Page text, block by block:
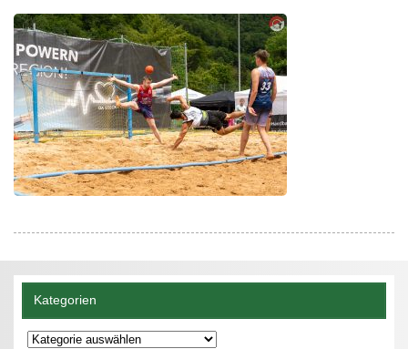
Kategorien
Kategorien